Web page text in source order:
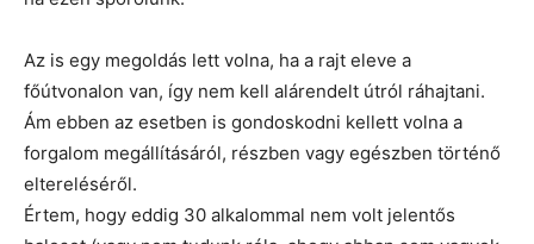
Az is egy megoldás lett volna, ha a rajt eleve a
főútvonalon van, így nem kell alárendelt útról ráhajtani.
Ám ebben az esetben is gondoskodni kellett volna a
forgalom megállításáról, részben vagy egészben történő
eltereléséről.
Értem, hogy eddig 30 alkalommal nem volt jelentős